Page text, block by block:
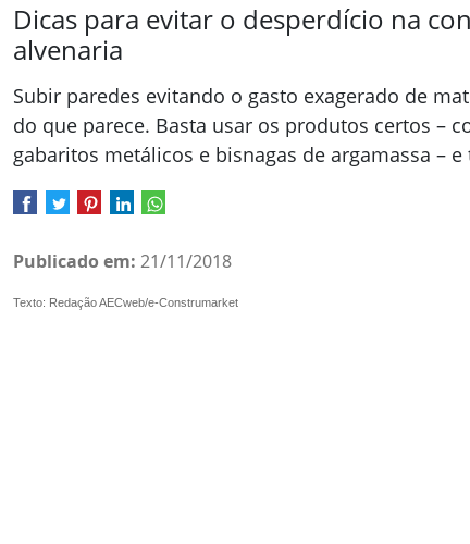
Dicas para evitar o desperdício na
alvenaria
Subir paredes evitando o gasto exagerado de
do que parece. Basta usar os produtos certos –
gabaritos metálicos e bisnagas de argamassa –
Publicado em: 21/11/2018
Texto: Redação AECweb/e-Construmarket